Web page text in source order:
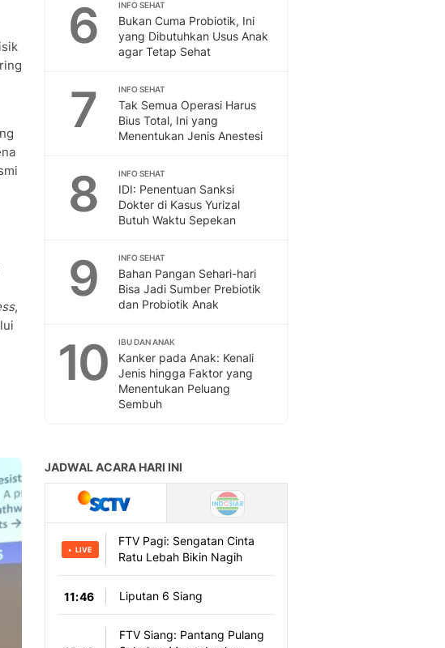
,
6 INFO SEHAT
Bukan Cuma Probiotik, Ini
yang Dibutuhkan Usus Anak
agar Tetap Sehat
7 INFO SEHAT
Tak Semua Operasi Harus
Bius Total, Ini yang
Menentukan Jenis Anestesi
8 INFO SEHAT
IDI: Penentuan Sanksi
Dokter di Kasus Yurizal
Butuh Waktu Sepekan
9 INFO SEHAT
Bahan Pangan Sehari-hari
Bisa Jadi Sumber Prebiotik
dan Probiotik Anak
10 IBU DAN ANAK
Kanker pada Anak: Kenali
Jenis hingga Faktor yang
Menentukan Peluang
Sembuh